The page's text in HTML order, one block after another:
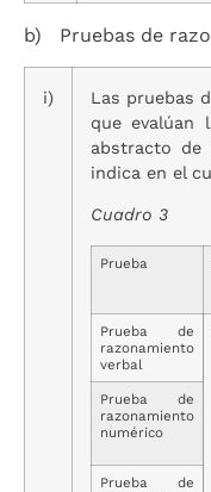
b) Pruebas de
i)
Las pruebas
que evalúan
abstracto de
indica en el
Cuadro 3
Prueba
Prueba de
razonamiento
verbal
Prueba de
razonamiento
numérico
Prueba de